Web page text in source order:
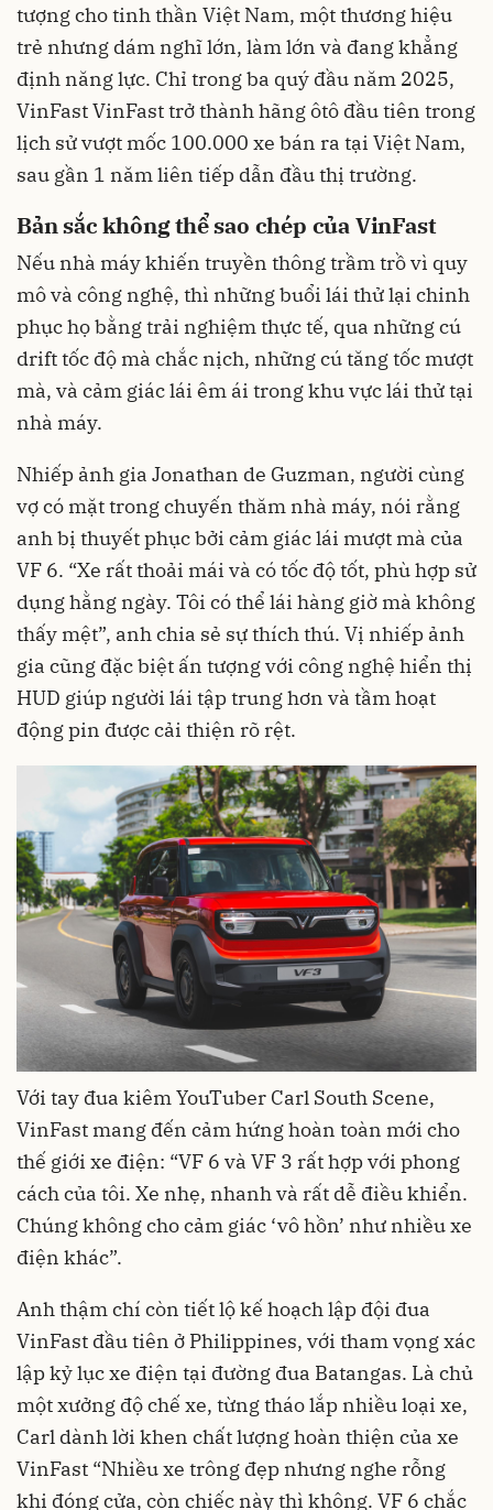
tượng cho tinh thần Việt Nam, một thương hiệu
trẻ nhưng dám nghĩ lớn, làm lớn và đang khẳng
định năng lực. Chỉ trong ba quý đầu năm 2025,
VinFast VinFast trở thành hãng ôtô đầu tiên trong
lịch sử vượt mốc 100.000 xe bán ra tại Việt Nam,
sau gần 1 năm liên tiếp dẫn đầu thị trường.
Bản sắc không thể sao chép của VinFast
Nếu nhà máy khiến truyền thông trầm trồ vì quy
mô và công nghệ, thì những buổi lái thử lại chinh
phục họ bằng trải nghiệm thực tế, qua những cú
drift tốc độ mà chắc nịch, những cú tăng tốc mượt
mà, và cảm giác lái êm ái trong khu vực lái thử tại
nhà máy.
Nhiếp ảnh gia Jonathan de Guzman, người cùng
vợ có mặt trong chuyến thăm nhà máy, nói rằng
anh bị thuyết phục bởi cảm giác lái mượt mà của
VF 6. “Xe rất thoải mái và có tốc độ tốt, phù hợp sử
dụng hằng ngày. Tôi có thể lái hàng giờ mà không
thấy mệt”, anh chia sẻ sự thích thú. Vị nhiếp ảnh
gia cũng đặc biệt ấn tượng với công nghệ hiển thị
HUD giúp người lái tập trung hơn và tầm hoạt
động pin được cải thiện rõ rệt.
Với tay đua kiêm YouTuber Carl South Scene,
VinFast mang đến cảm hứng hoàn toàn mới cho
thế giới xe điện: “VF 6 và VF 3 rất hợp với phong
cách của tôi. Xe nhẹ, nhanh và rất dễ điều khiển.
Chúng không cho cảm giác ‘vô hồn’ như nhiều xe
điện khác”.
Anh thậm chí còn tiết lộ kế hoạch lập đội đua
VinFast đầu tiên ở Philippines, với tham vọng xác
lập kỷ lục xe điện tại đường đua Batangas. Là chủ
một xưởng độ chế xe, từng tháo lắp nhiều loại xe,
Carl dành lời khen chất lượng hoàn thiện của xe
VinFast “Nhiều xe trông đẹp nhưng nghe rỗng
khi đóng cửa, còn chiếc này thì không. VF 6 chắc